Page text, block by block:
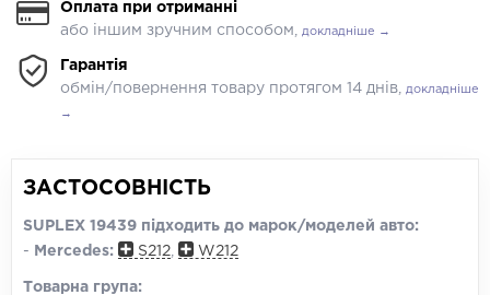
Оплата при отриманні
або іншим зручним способом, докладніше →
Гарантія
обмін/повернення товару протягом 14 днів, докладніше
→
ЗАСТОСОВНІСТЬ
SUPLEX 19439 підходить до марок/моделей авто:
-
Mercedes: S212 W212
Товарна група: